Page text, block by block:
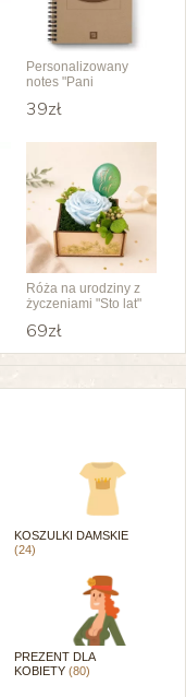
Personalizowany
notes "Pani
39zł
Róża na urodziny z
życzeniami "Sto lat"
69zł
KOSZULKI DAMSKIE
(24)
PREZENT DLA
KOBIETY(80)